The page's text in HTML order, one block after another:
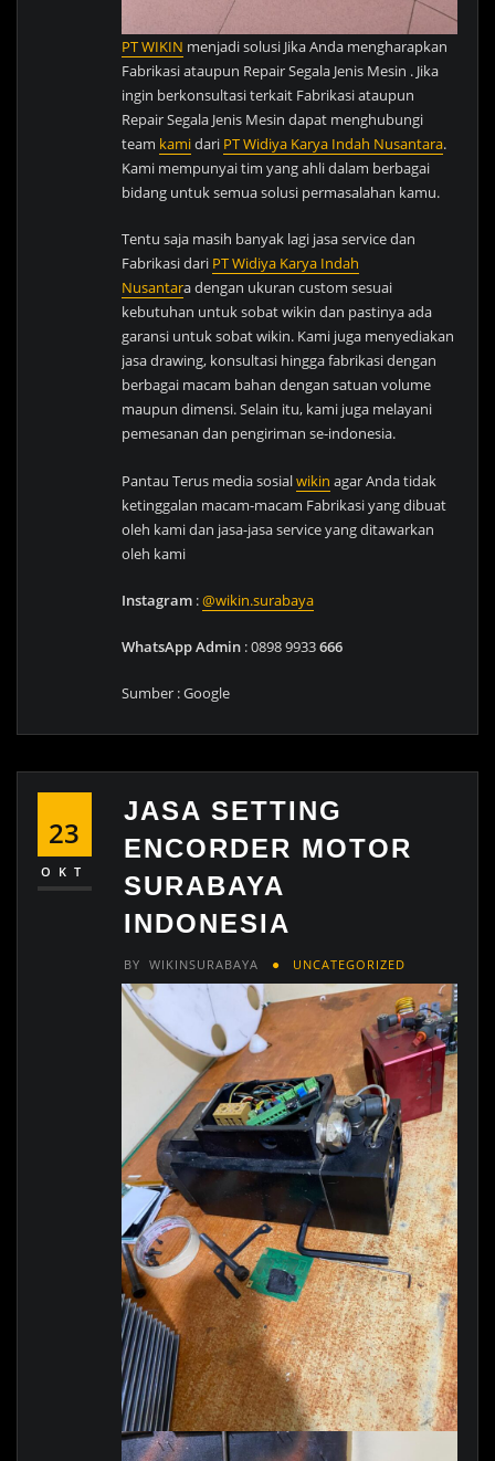
PT WIKIN menjadi solusi Jika Anda mengharapkan
Fabrikasi ataupun Repair Segala Jenis Mesin . Jika
ingin berkonsultasi terkait Fabrikasi ataupun
Repair Segala Jenis Mesin dapat menghubungi
team kamidari PT Widiya Karya Indah Nusantara.
Kami mempunyai tim yang ahli dalam berbagai
bidang untuk semua solusi permasalahan kamu.
Tentu saja masih banyak lagi jasa service dan
Fabrikasi dari PT Widiya Karya Indah
Nusantara dengan ukuran custom sesuai
kebutuhan untuk sobat wikin dan pastinya ada
garansi untuk sobat wikin. Kami juga menyediakan
jasa drawing, konsultasi hingga fabrikasi dengan
berbagai macam bahan dengan satuan volume
maupun dimensi. Selain itu, kami juga melayani
pemesanan dan pengiriman se-indonesia.
Pantau Terus media sosialwikin agar Anda tidak
ketinggalan macam-macam Fabrikasi yang dibuat
oleh kami dan jasa-jasa service yang ditawarkan
oleh kami
Instagram :@wikin.surabaya
WhatsApp Admin : 0898 9933666
Sumber : Google
23
OKT
JASA SETTING
ENCORDER MOTOR
SURABAYA
INDONESIA
BY WIKINSURABAYA UNCATEGORIZED